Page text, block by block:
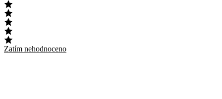
Zatím nehodnoceno